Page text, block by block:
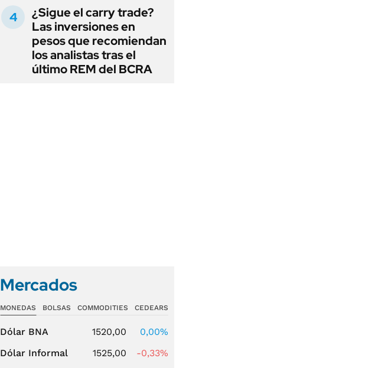
¿Sigue el carry trade?
Las inversiones en
pesos que recomiendan
los analistas tras el
último REM del BCRA
Mercados
MONEDAS BOLSAS COMMODITIES CEDEARS
Dólar BNA 1520,00
0,00%
Dólar Informal
1525,00
-0,33%